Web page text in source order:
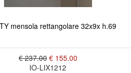
mensola rettangolare 32x9x h.69
€ 237.00 € 155.00
IO-LIX1212